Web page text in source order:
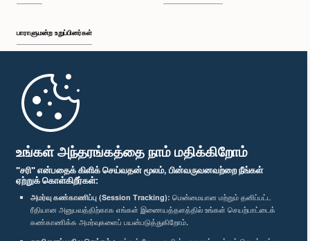
உங்கள் அந்தரங்கத்தை நாம் மதிக்கிறோம்
"சரி" என்பதைக் கிளிக் செய்வதன் மூலம், பின்வருவனவற்றை நீங்கள்
ஏற்றுக் கொள்கிறீர்கள்:
அமர்வு கண்காணிப்பு (Session Tracking): மென்மையான மற்றும் தனிப்பட்ட
ரீதியான அனுபவத்திற்காக எங்கள் இணையத்தளத்தில் உங்கள் செயற்பாட்டைக்
கண்காணிக்க அமர்வுகளைப் பயன்படுத்துகிறோம்.
பாராளுமன்ற உறுப்பினர்கள்
முதற்பக்கம்
பாராளுமன்ற கையடக்க செயலி
எம்மை பின்தொடர்க :